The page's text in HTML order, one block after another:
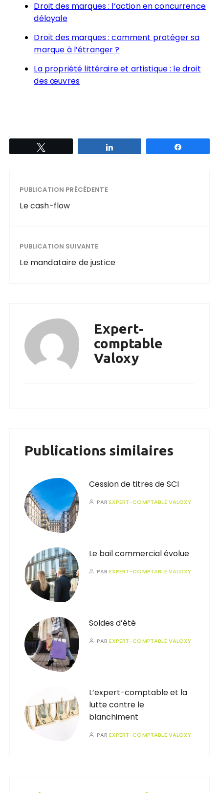
Droit des marques : l’action en concurrence
déloyale
Droit des marques : comment protéger sa
marque à l’étranger ?
La propriété littéraire et artistique : le droit
des œuvres
PUBLICATION PRÉCÉDENTE
Le cash-flow
PUBLICATION SUIVANTE
Le mandataire de justice
Expert-
comptable
Valoxy
Publications similaires
Cession de titres de SCI
PAREXPERT-COMPTABLE VALOXY
Le bail commercial évolue
PAREXPERT-COMPTABLE VALOXY
Soldes d’été
PAREXPERT-COMPTABLE VALOXY
L’expert-comptable et la
lutte contre le
blanchiment
PAREXPERT-COMPTABLE VALOXY